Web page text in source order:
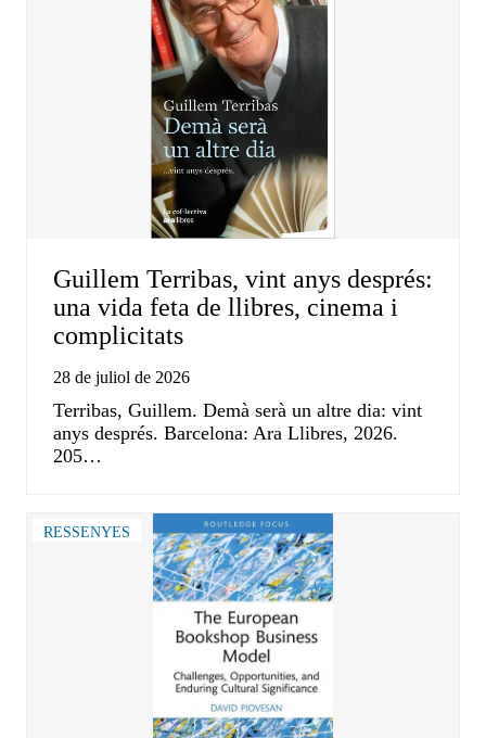
Guillem Terribas, vint anys després:
una vida feta de llibres, cinema i
complicitats
28 de juliol de 2026
Terribas, Guillem. Demà serà un altre dia: vint
anys després. Barcelona: Ara Llibres, 2026.
205…
RESSENYES